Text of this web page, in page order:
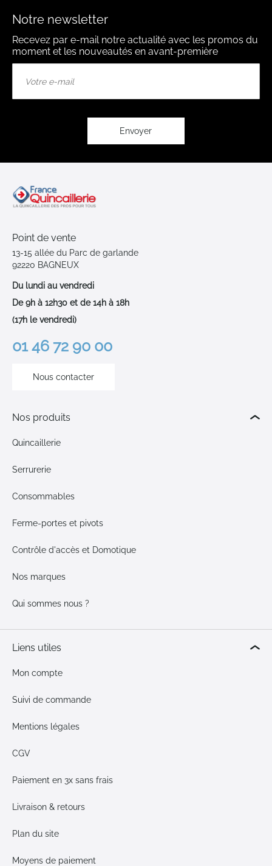
Notre newsletter
Recevez par e-mail notre actualité avec les promos du
moment et les nouveautés en avant-première
Envoyer
Point de vente
13-15 allée du Parc de garlande
92220 BAGNEUX
Du lundi au vendredi
De 9h à 12h30 et de 14h à 18h
(17h le vendredi)
01 46 72 90 00
Nous contacter
Nos produits
Quincaillerie
Serrurerie
Consommables
Ferme-portes et pivots
Contrôle d'accès et Domotique
Nos marques
Qui sommes nous ?
Liens utiles
Mon compte
Suivi de commande
Mentions légales
CGV
Paiement en 3x sans frais
Livraison & retours
Plan du site
Moyens de paiement